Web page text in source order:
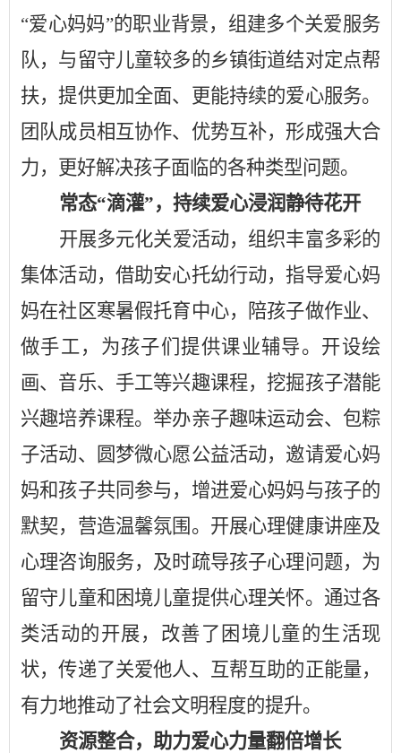
“爱心妈妈”的职业背景，组建多个关爱服务
队，与留守儿童较多的乡镇街道结对定点帮
扶，提供更加全面、更能持续的爱心服务。
团队成员相互协作、优势互补，形成强大合
力，更好解决孩子面临的各种类型问题。
常态“滴灌”， 持续爱心浸润静待花开
开展多元化关爱活动， 组织丰富多彩的
集体活动， 借助安心托幼行动，指导爱心妈
妈在社区寒暑假托育中心，
陪孩子做作业、
做手工，为孩子们提供课业辅导。 开设绘
画、音乐、手工等兴趣课程，挖掘孩子潜能
兴趣培养课程。举办亲子趣味运动会、 包粽
子活动、圆梦微心愿公益活动， 邀请爱心妈
妈和孩子共同参与，增进爱心妈妈与孩子的
默契，营造温馨氛围 。 开展心理健康讲座及
心理咨询服务，及时疏导孩子心理问题， 为
留守儿童和困境儿童提供心理关怀。 通过各
类活动的开展， 改善了困境儿童的生活现
状，传递了关爱他人、互帮互助的正能量，
有力地推动了社会文明程度的提升。
资源整合， 助力爱心力量翻倍增长